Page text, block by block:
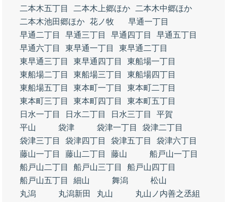
二本木五丁目
二本木上郷ほか
二本木中郷ほか
二本木池田郷ほか 花ノ牧
早通一丁目
早通二丁目
早通三丁目 早通四丁目
早通五丁目
早通六丁目
東早通一丁目
東早通二丁目
東早通三丁目
東早通四丁目
東船場一丁目
東船場二丁目
東船場三丁目
東船場四丁目
東船場五丁目
東本町一丁目
東本町二丁目
東本町三丁目
東本町四丁目
東本町五丁目
日水一丁目
日水二丁目 日水三丁目
平賀
平山
袋津 袋津一丁目
袋津二丁目
袋津三丁目
袋津四丁目 袋津五丁目
袋津六丁目
藤山一丁目
藤山二丁目 藤山
船戸山一丁目
船戸山二丁目
船戸山三丁目
船戸山四丁目
船戸山五丁目
細山 舞潟
松山
丸潟
丸潟新田 丸山
丸山ノ内善之丞組